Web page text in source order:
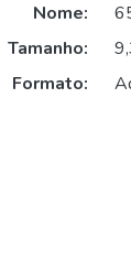
Nome:
Tamanho:
Formato: